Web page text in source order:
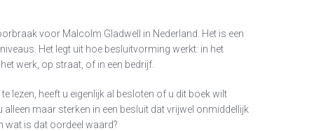
voor Malcolm Gladwell in Nederland. Het is een
Het legt uit hoe besluitvorming werkt: in het
werk, op straat, of in een bedrijf.
lezen, heeft u eigenlijk al besloten of u dit boek wilt
alleen maar sterken in een besluit dat vrijwel onmiddellijk
wat is dat oordeel waard?